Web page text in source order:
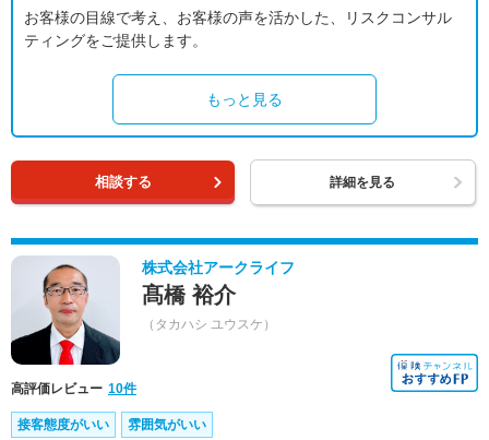
お客様の目線で考え、お客様の声を活かした、リスクコンサル
ティングをご提供します。
もっと見る
相談する 詳細を見る
株式会社アークライフ
髙橋 裕介
（タカハシ ユウスケ）
高評価レビュー 10件
接客態度がいい 雰囲気がいい